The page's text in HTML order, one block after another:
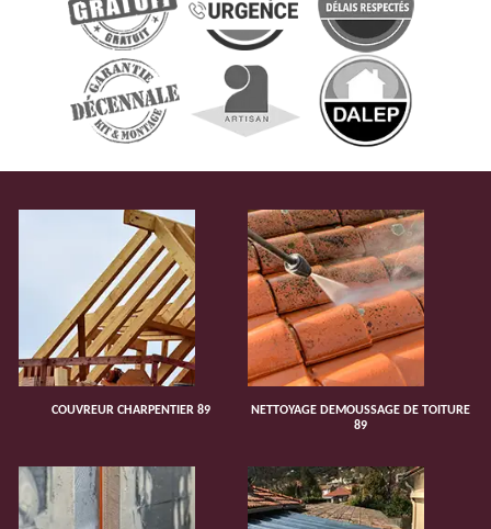
COUVREUR CHARPENTIER 89
NETTOYAGE DEMOUSSAGE DE TOITURE
89